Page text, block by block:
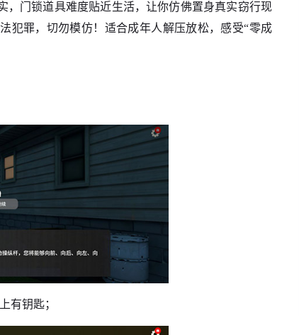
，门锁道具难度贴近生活，让你仿佛置身真实窃行现
罪，切勿模仿！适合成年人解压放松，感受“零成
有钥匙；